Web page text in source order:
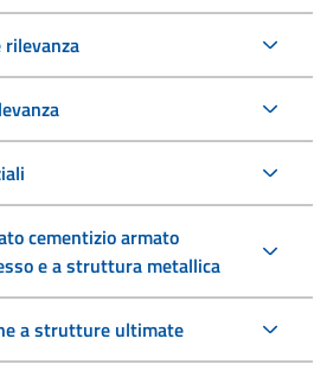
cementizio armato
e a struttura metallica
a strutture ultimate